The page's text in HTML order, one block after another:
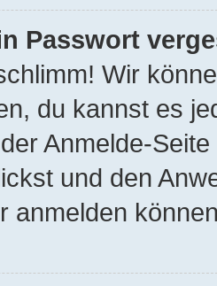
Passwort
Wir
du kannst es
Anmelde-
und den
anmelden